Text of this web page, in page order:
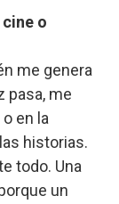
o
me genera
pasa, me
en la
historias.
todo. Una
un